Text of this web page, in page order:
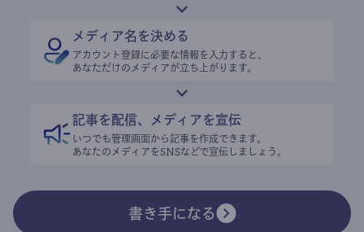
メディア名を決める
アカウント登録に必要な情報を入力すると、
あなただけのメディアが立ち上がります。
記事を配信、メディアを宣伝
いつでも管理画面から記事を作成できます。
あなたのメディアをSNSなどで宣伝しましょう。
書き手になる